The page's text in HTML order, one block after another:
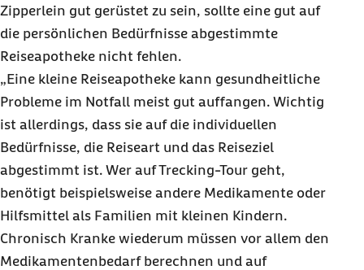
Zipperlein gut gerüstet zu sein, sollte eine gut auf
die persönlichen Bedürfnisse abgestimmte
Reiseapotheke nicht fehlen.
„Eine kleine Reiseapotheke kann gesundheitliche
Probleme im Notfall meist gut auffangen. Wichtig
ist allerdings, dass sie auf die individuellen
Bedürfnisse, die Reiseart und das Reiseziel
abgestimmt ist. Wer auf Trecking-Tour geht,
benötigt beispielsweise andere Medikamente oder
Hilfsmittel als Familien mit kleinen Kindern.
Chronisch Kranke wiederum müssen vor allem den
Medikamentenbedarf berechnen und auf